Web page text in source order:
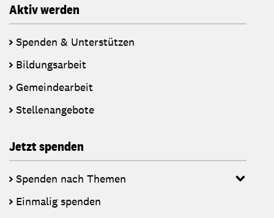
Aktiv werden
Spenden & Unterstützen
Bildungsarbeit
Gemeindearbeit
Stellenangebote
Jetzt spenden
Spenden nach Themen
Einmalig spenden